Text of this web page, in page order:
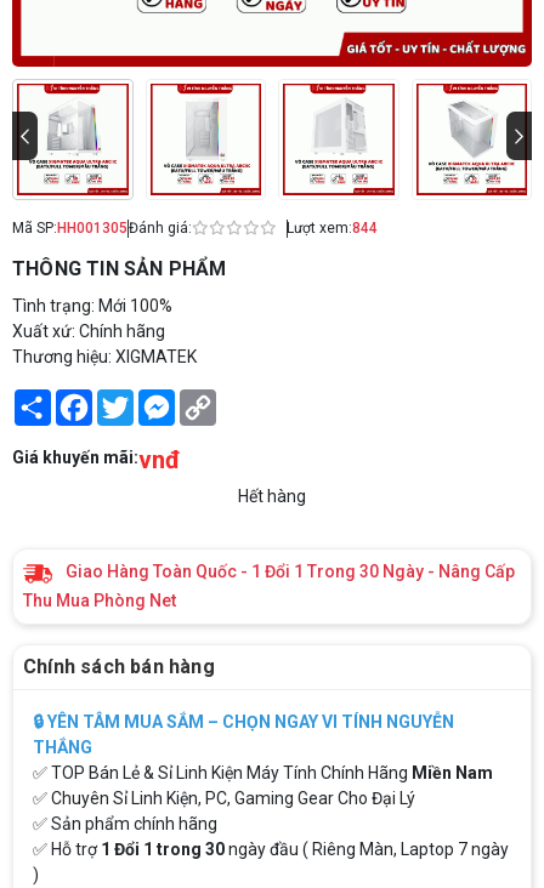
Mã SP: HH001305Đánh giá: Lượt xem:844
THÔNG TIN SẢN PHẨM
Tình trạng: Mới 100%
Xuất xứ: Chính hãng
Thương hiệu: XIGMATEK
Share Facebook
TwitterMessenger
Giá khuyến mãi:vnđ
Hết hàng
Giao Hàng Toàn Quốc - 1 Đổi 1 Trong 30 Ngày - Nâng Cấp
Thu Mua Phòng Net
Chính sách bán hàng
🔒 YÊN TÂM MUA SẮM – CHỌN NGAY VI TÍNH NGUYỄN
THẮNG
✅ TOP Bán Lẻ & Sỉ Linh Kiện Máy Tính Chính Hãng Miền Nam
✅ Chuyên Sỉ Linh Kiện, PC, Gaming Gear Cho Đại Lý
✅ Sản phẩm chính hãng
✅ Hỗ trợ1 Đổi 1 trong 30ngày đầu ( Riêng Màn, Laptop 7 ngày
)